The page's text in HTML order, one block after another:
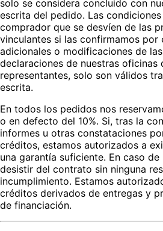
solo se considera concluido con
escrita del pedido. Las
comprador que se desvíen de las
vinculantes si las confirmamos por
adicionales o modificaciones de
declaraciones de nuestras oficinas
representantes, solo son válidos
escrita.
En todos los pedidos nos
o en defecto del 10%. Si, tras la
informes u otras constataciones
créditos, estamos autorizados a
una garantía suficiente. En caso
desistir del contrato sin ninguna
incumplimiento. Estamos
créditos derivados de entregas y
de financiación.